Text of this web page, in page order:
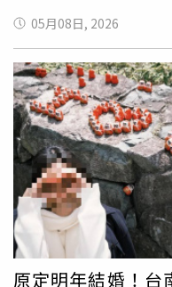
並確保相關法律流程順
理後續事宜」。同時高
意言行對社會的影響，
受各界的批評與指教」，
不過，高國豪妻子今日
態公開律師聲明，「關於
已委任律師協助處理」
外，其妻懇請外界給予
衷感謝」。事實上，高
爆出私約大嫂 的醜聞，
文、二哥高國強發生肢
迷相當震驚。當時TPBL
分，即便後續雙方達成
05月08日, 2026
原定明年結婚！